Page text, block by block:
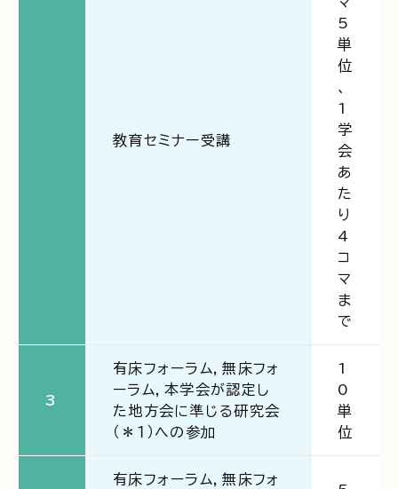
教育セミナー受講
5
単
位
、
1
学
会
あ
た
り
4
コ
マ
ま
で
3
有床フォーラム，無床フォ
ーラム，本学会が認定し
た地方会に準じる研究会
（＊１）への参加
1
0
単
位
有床フォーラム，無床フォ